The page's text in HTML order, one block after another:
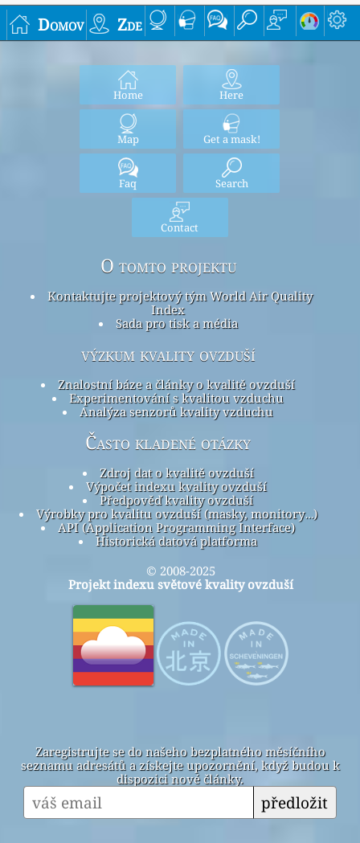
Domov Zde
Home Here
Map Get a mask!
Faq Search
Contact
O tomto projektu
Kontaktujte projektový tým World Air Quality
Index
Sada pro tisk a média
výzkum kvality ovzduší
Znalostní báze a články o kvalitě ovzduší
Experimentování s kvalitou vzduchu
Analýza senzorů kvality vzduchu
Často kladené otázky
Zdroj dat o kvalitě ovzduší
Výpočet indexu kvality ovzduší
Předpověď kvality ovzduší
Výrobky pro kvalitu ovzduší (masky, monitory…)
API (Application Programming Interface)
Historická datová platforma
© 2008-2025
Projekt indexu světové kvality ovzduší
Zaregistrujte se do našeho bezplatného měsíčního
seznamu adresátů a získejte upozornění, když budou k
dispozici nové články.
předložit